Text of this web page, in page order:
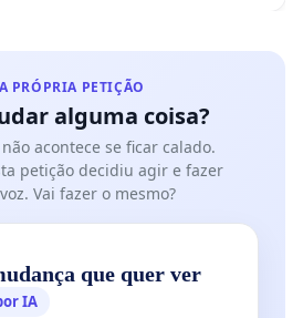
PRÓPRIA PETIÇÃO
alguma coisa?
acontece se ficar calado.
petição decidiu agir e fazer
Vai fazer o mesmo?
que quer ver
IA